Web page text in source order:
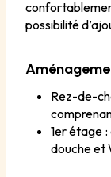
possibilité
Rez-
1er étage
douche et